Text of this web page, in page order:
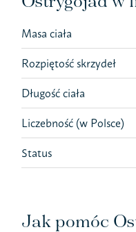
Masa ciała
Rozpiętość skrzydeł
Długość ciała
Liczebność (w Polsce)
Status
Jak pomóc